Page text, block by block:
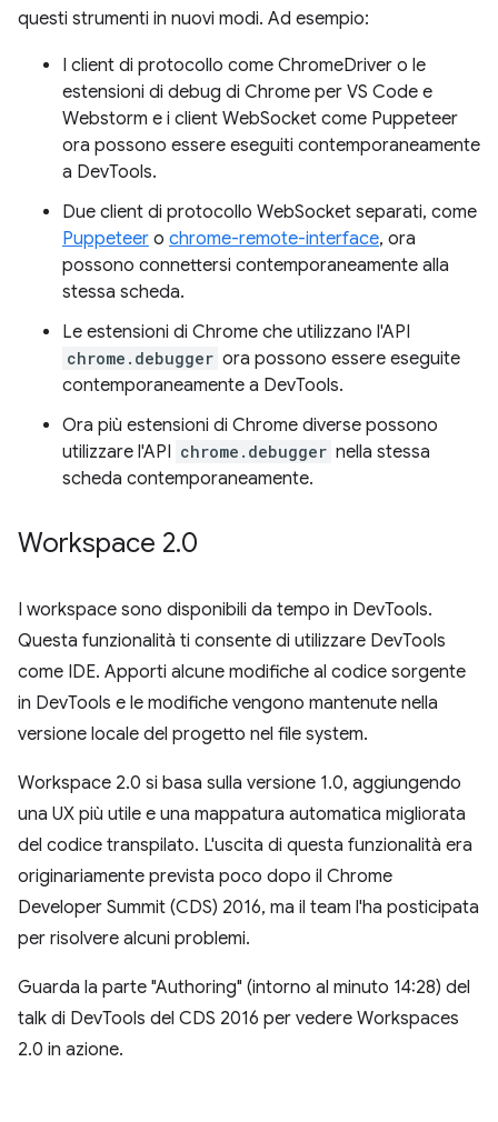
questi strumenti in nuovi modi. Ad esempio:
I client di protocollo come ChromeDriver o le
estensioni di debug di Chrome per VS Code e
Webstorm e i client WebSocket come Puppeteer
ora possono essere eseguiti contemporaneamente
a DevTools.
Due client di protocollo WebSocket separati, come
Puppeteer o chrome-remote-interface, ora
possono connettersi contemporaneamente alla
stessa scheda.
Le estensioni di Chrome che utilizzano l'API
chrome.debugger ora possono essere eseguite
contemporaneamente a DevTools.
Ora più estensioni di Chrome diverse possono
utilizzare l'API chrome.debugger nella stessa
scheda contemporaneamente.
Workspace 2.0
I workspace sono disponibili da tempo in DevTools.
Questa funzionalità ti consente di utilizzare DevTools
come IDE. Apporti alcune modifiche al codice sorgente
in DevTools e le modifiche vengono mantenute nella
versione locale del progetto nel file system.
Workspace 2.0 si basa sulla versione 1.0, aggiungendo
una UX più utile e una mappatura automatica migliorata
del codice transpilato. L'uscita di questa funzionalità era
originariamente prevista poco dopo il Chrome
Developer Summit (CDS) 2016, ma il team l'ha posticipata
per risolvere alcuni problemi.
Guarda la parte "Authoring" (intorno al minuto 14:28) del
talk di DevTools del CDS 2016 per vedere Workspaces
2.0 in azione.